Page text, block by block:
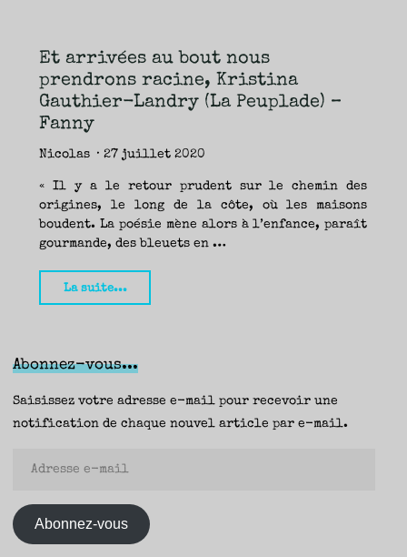
de
bois
d’allumage,
Pinette
La
patience
du
lichen,
–
Fanny"
Et arrivées au bout nous
prendrons racine, Kristina
Gauthier-Landry (La Peuplade) –
Fanny
Nicolas 27 juillet 2020
« Il y a le retour prudent sur le chemin des
origines, le long de la côte, où les maisons
boudent. La poésie mène alors à l’enfance, paraît
gourmande, des bleuets en …
La suite...
arrivées
nous
prendrons
racine,
(La
Peuplade)
Abonnez-vous...
Saisissez votre adresse e-mail pour recevoir une
notification de chaque nouvel article par e-mail.
mail
Abonnez-vous